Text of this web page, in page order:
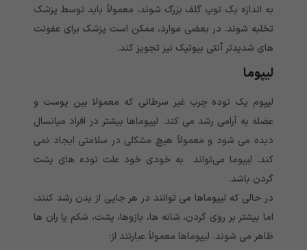
به اندازه یک توپ گلف بزرگ شوند، معمولاً باید توسط پزشک
تخلیه شوند. در بعضی موارد، ممکن است پزشک برای عفونت
های شدیدتر آنتی بیوتیک نیز تجویز کند.
لیپوما
لیپوم یک توده چرب غیر سرطانی که معمولا بین پوست و
عضله به آرامی رشد می کند. لیپوماها بیشتر در افراد میانسال
دیده می شود و معمولاً هیچ مشکلی در سلامتی ایجاد نمی
کند. لیپوما می‌تواند به خودی خود علت توده های پشت
گردن باشد.
در حالی که لیپوماها می توانند در هر جایی از بدن رشد کنند،
اما بیشتر بر روی گردن، شانه ها، بازوها، پشت، شکم یا ران ها
ظاهر می شوند. لیپوماها معمولاً عبارتند از: